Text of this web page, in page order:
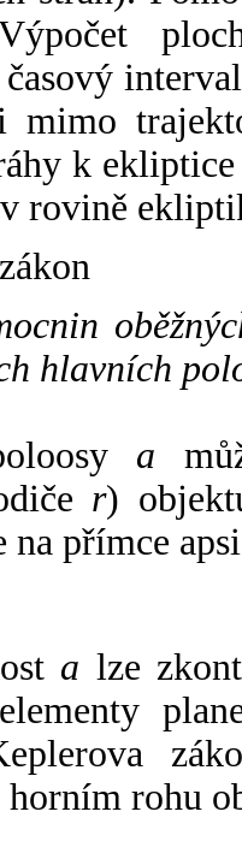
mimo
k
rovině
hlavních
a
r)
na přímce
a lze
horním rohu